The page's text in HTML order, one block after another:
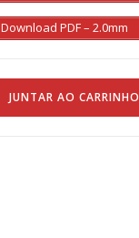
Download PDF – 2.0mm
JUNTAR AO CARRINHO